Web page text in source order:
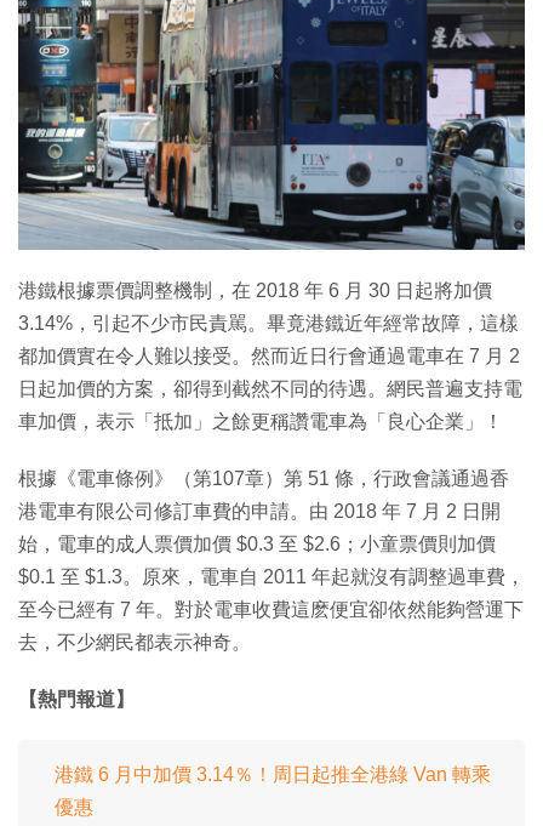
生成式AI與雲端應用
Enterprise Digital Transformation
特集
港鐵根據票價調整機制，在 2018 年 6 月 30 日起將加價
3.14%，引起不少市民責駡。畢竟港鐵近年經常故障，這樣
都加價實在令人難以接受。然而近日行會通過電車在 7 月 2
日起加價的方案，卻得到截然不同的待遇。網民普遍支持電
車加價，表示「抵加」之餘更稱讚電車為「良心企業」！
根據《電車條例》（第107章）第 51 條，行政會議通過香
港電車有限公司修訂車費的申請。由 2018 年 7 月 2 日開
始，電車的成人票價加價 $0.3 至 $2.6；小童票價則加價
$0.1 至 $1.3。原來，電車自 2011 年起就沒有調整過車費，
至今已經有 7 年。對於電車收費這麽便宜卻依然能夠營運下
去，不少網民都表示神奇。
【熱門報道】
港鐵 6 月中加價 3.14％！周日起推全港綠 Van 轉乘
優惠